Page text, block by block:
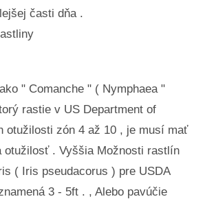
časti dňa .
" Comanche " ( Nymphaea "
rastie v US Department of
otužilosti zón 4 až 10 , je musí mať
otužilosť . Vyššia Možnosti rastlín
( Iris pseudacorus ) pre USDA
3 - 5ft . , Alebo pavúčie